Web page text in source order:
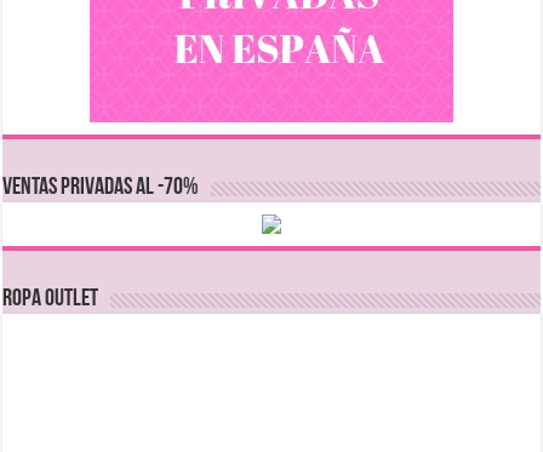
VENTAS PRIVADAS AL -70%
Ropa Outlet